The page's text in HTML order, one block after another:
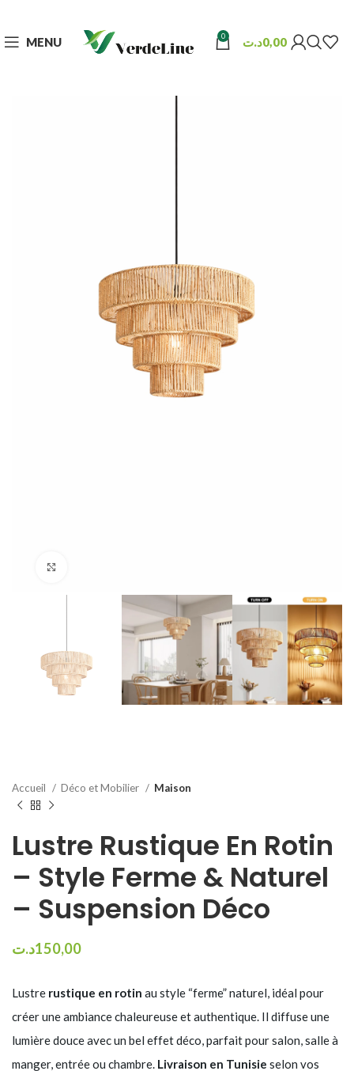
MENU 0 0,00د.ت
Accueil Déco et Mobilier Maison
Lustre Rustique En Rotin
– Style Ferme & Naturel
– Suspension Déco
150,00د.ت
Lustre rustique en rotin au style “ferme” naturel, idéal pour
créer une ambiance chaleureuse et authentique. Il diffuse une
lumière douce avec un bel effet déco, parfait pour salon, salle à
manger, entrée ou chambre. Livraison en Tunisie selon vos